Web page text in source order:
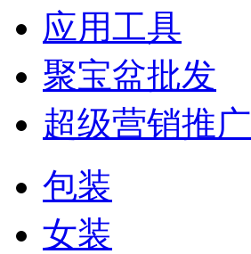
应用工具
聚宝盆批发
超级营销推广
包装
女装